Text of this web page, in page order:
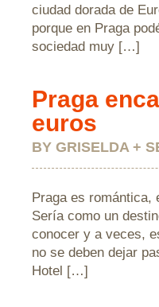
ciudad dorada de
porque en Praga
sociedad muy […]
Praga
euros
BY GRISELDA +
Praga es romántica,
Sería como un
conocer y a veces,
no se deben dejar
Hotel […]